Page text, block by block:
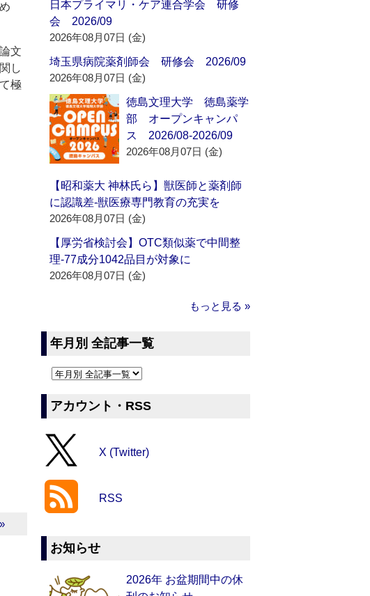
文
し
極
日本プライマリ・ケア連合学会 研修
会 2026/09
2026年08月07日 (金)
埼玉県病院薬剤師会 研修会 2026/09
2026年08月07日 (金)
徳島文理大学 徳島薬学
部 オープンキャンパ
ス 2026/08-2026/09
2026年08月07日 (金)
【昭和薬大 神林氏ら】獣医師と薬剤師
に認識差‐獣医療専門教育の充実を
2026年08月07日 (金)
【厚労省検討会】OTC類似薬で中間整
理‐77成分1042品目が対象に
2026年08月07日 (金)
もっと見る »
年月別 全記事一覧
アカウント・RSS
X (Twitter)
RSS
お知らせ
2026年 お盆期間中の休